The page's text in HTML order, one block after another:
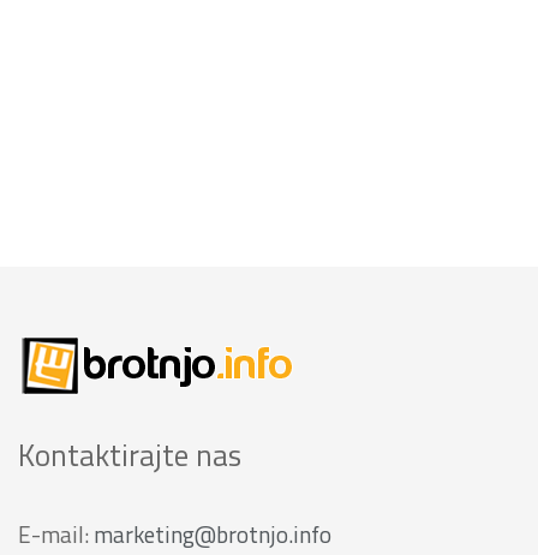
Kontaktirajte nas
E-mail: marketing@brotnjo.info